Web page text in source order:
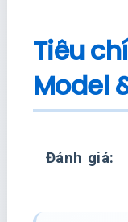
Tiêu
Model
Đánh giá: